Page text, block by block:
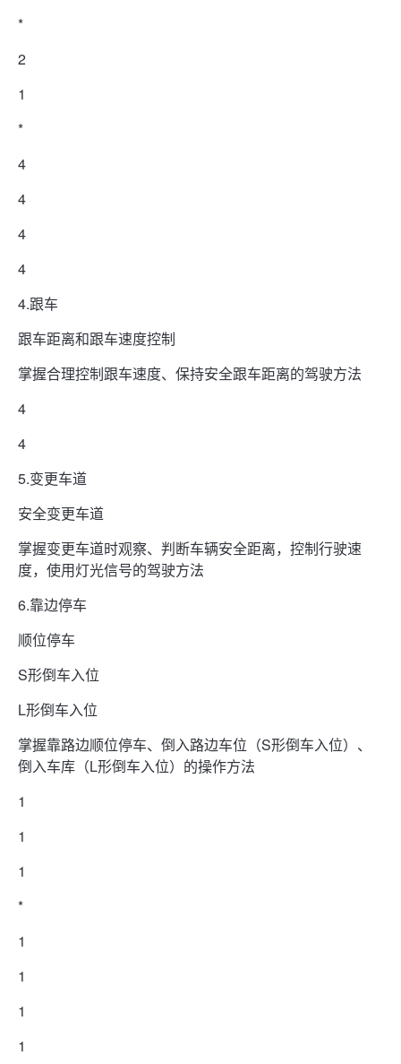
*
2
1
*
4
4
4
4
4.跟车
跟车距离和跟车速度控制
掌握合理控制跟车速度、保持安全跟车距离的驾驶方法
4
4
5.变更车道
安全变更车道
掌握变更车道时观察、判断车辆安全距离，控制行驶速
度，使用灯光信号的驾驶方法
6.靠边停车
顺位停车
S形倒车入位
L形倒车入位
掌握靠路边顺位停车、倒入路边车位（S形倒车入位）、
倒入车库（L形倒车入位）的操作方法
1
1
1
*
1
1
1
1